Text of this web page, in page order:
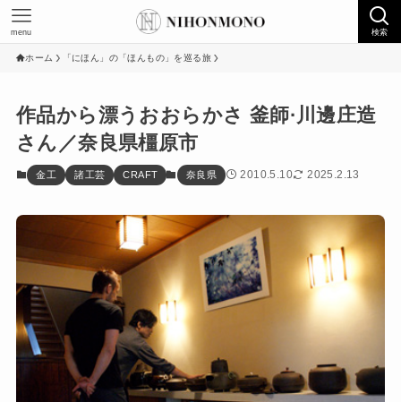
検索
menu
ホーム 「にほん」の「ほんもの」を巡る旅
作品から漂うおおらかさ 釜師·川邊庄造
さん／奈良県橿原市
金工 諸工芸 CRAFT 奈良県 2010.5.10 2025.2.13